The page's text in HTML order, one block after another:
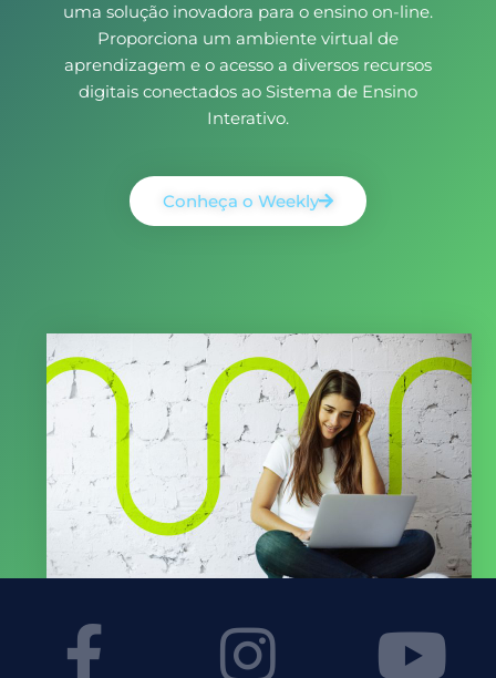
uma solução inovadora para o ensino on-line.
Proporciona um ambiente virtual de
aprendizagem e o acesso a diversos recursos
digitais conectados ao Sistema de Ensino
Interativo.
Conheça o Weekly